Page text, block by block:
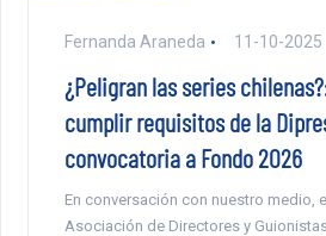
Fernanda Araneda 11-10-2025
¿Peligran las series
cumplir requisitos de la
convocatoria a Fondo 2026
En conversación con nuestro medio,
Asociación de Directores y